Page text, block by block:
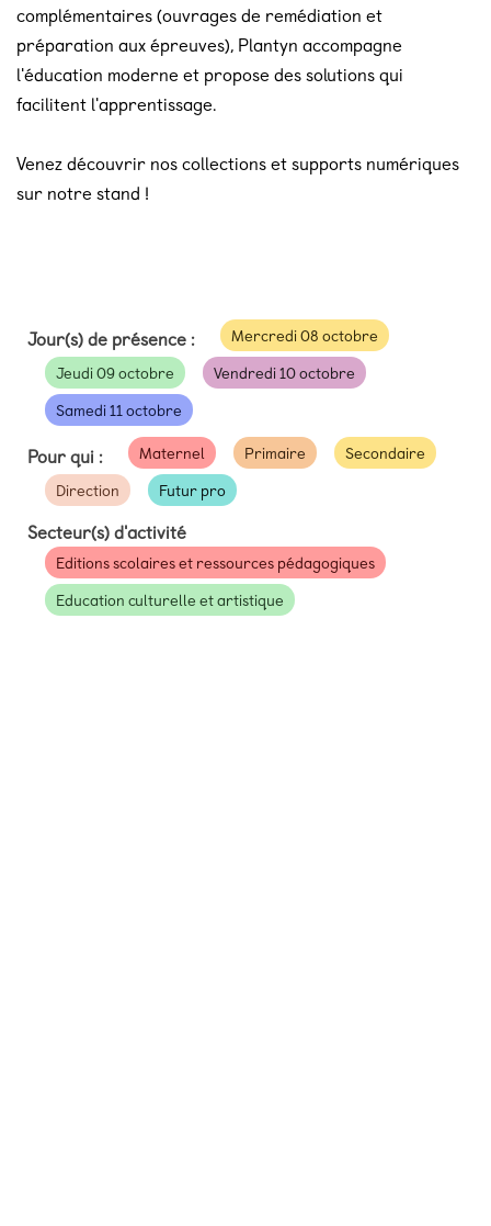
complémentaires (ouvrages de remédiation et
préparation aux épreuves), Plantyn accompagne
l'éducation moderne et propose des solutions qui
facilitent l'apprentissage.
Venez découvrir nos collections et supports numériques
sur notre stand !
Jour(s) de présence :
Mercredi 08 octobre
Jeudi 09 octobre
Vendredi 10 octobre
Samedi 11 octobre
Pour qui : Maternel Primaire
Secondaire
Direction
Futur pro
Secteur(s) d'activité
Editions scolaires et ressources pédagogiques
Education culturelle et artistique